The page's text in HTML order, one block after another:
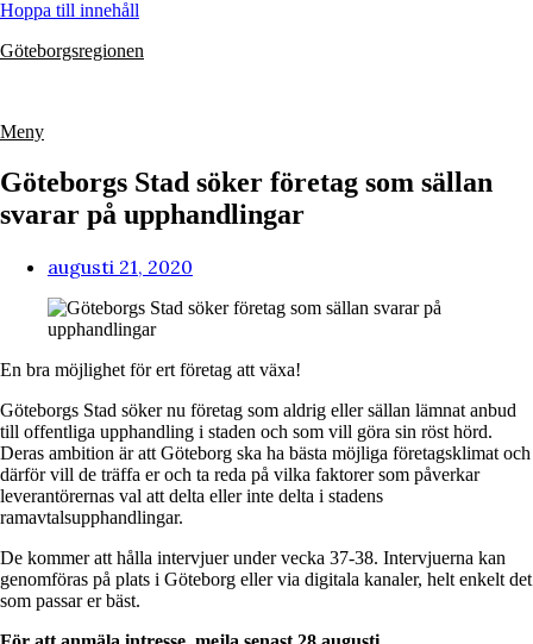
Hoppa till innehåll
Göteborgsregionen
Meny
Göteborgs Stad söker företag som sällan
svarar på upphandlingar
augusti 21, 2020
En bra möjlighet för ert företag att växa!
Göteborgs Stad söker nu företag som aldrig eller sällan lämnat anbud
till offentliga upphandling i staden och som vill göra sin röst hörd.
Deras ambition är att Göteborg ska ha bästa möjliga företagsklimat och
därför vill de träffa er och ta reda på vilka faktorer som påverkar
leverantörernas val att delta eller inte delta i stadens
ramavtalsupphandlingar.
De kommer att hålla intervjuer under vecka 37-38. Intervjuerna kan
genomföras på plats i Göteborg eller via digitala kanaler, helt enkelt det
som passar er bäst.